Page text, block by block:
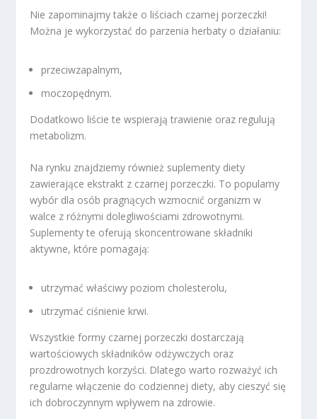
Nie zapominajmy także o liściach czarnej porzeczki!
Można je wykorzystać do parzenia herbaty o działaniu:
przeciwzapalnym,
moczopędnym.
Dodatkowo liście te wspierają trawienie oraz regulują
metabolizm.
Na rynku znajdziemy również suplementy diety
zawierające ekstrakt z czarnej porzeczki. To popularny
wybór dla osób pragnących wzmocnić organizm w
walce z różnymi dolegliwościami zdrowotnymi.
Suplementy te oferują skoncentrowane składniki
aktywne, które pomagają:
utrzymać właściwy poziom cholesterolu,
utrzymać ciśnienie krwi.
Wszystkie formy czarnej porzeczki dostarczają
wartościowych składników odżywczych oraz
prozdrowotnych korzyści. Dlatego warto rozważyć ich
regularne włączenie do codziennej diety, aby cieszyć się
ich dobroczynnym wpływem na zdrowie.